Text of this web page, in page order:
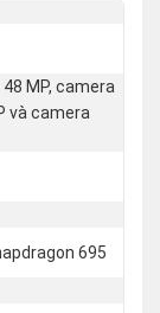
MP, camera
và camera
695